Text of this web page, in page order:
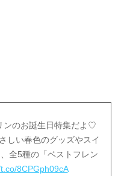
ンのお誕生日特集だよ♡
しい春色のグッズやスイ
全5種の「ベストフレン
8CPGph09cA